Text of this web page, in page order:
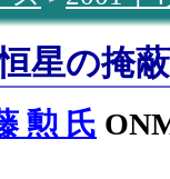
星の掩
勲 氏